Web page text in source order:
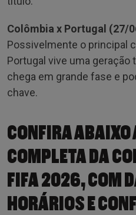
Colômbia x Portugal (27/
Possivelmente o principal
Portugal vive uma geração
chega em grande fase e
chave.
CONFIRA ABAIXO
COMPLETA DA
FIFA 2026, COM
HORÁRIOS E